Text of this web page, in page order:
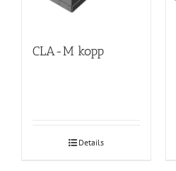
CLA-M kopp
Details